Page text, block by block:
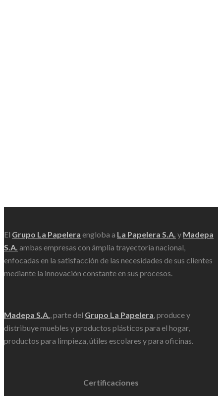
El Grupo La Papelera engloba a La Papelera S.A. y Madepa
S.A. ambas empresas con ámplia trayectoria nacional,
enfocadas en la satisfacción de las necesidades de sus clientes
mediante la innovación constante en sus procesos.
Madepa S.A., parte del Grupo La Papelera, produce y
distribuye muebles y productos plásticos para el hogar,
productos para limpieza, útiles escolares y para oficinas.
Certificaciones